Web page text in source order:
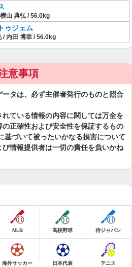
山 典弘 / 56.0kg
ゥジェム
/ 内田 博幸 / 56.0kg
意事項
タは、必ず主催者発行のものと照合
ている情報の内容に関しては万全を
正確性および安全性を保証するもの
基づいて被ったいかなる損害について
情報提供者は一切の責任を負いかね
MLB 高校野球 侍ジャパン
海外サッカー 日本代表 テニス